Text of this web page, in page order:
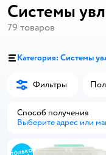
Системы
79 товаров
Категория: Системы
Фильтры
Способ получения
Выберите адрес или